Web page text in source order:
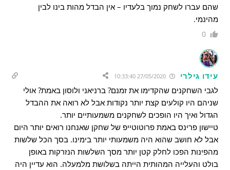
שהם עברו לשחק נמוך בלעדיו – אין הבדל מהות בינו לבין
מהינמי.
0
עידו גילרי 27/05/2020 10:33:40
לגבי השחקנים שהקדימו את זמנם? ברניאני ולוסון באמת? אולי
שניהם היו קולעים קצת יותר נקודות אבל לא רואה את ההבדל
הגדול ואיך היו הופכים לשחקנים משמעותיים יותר.
טיישון פרינס באמת פרוטוטייפ של שחקן שאנחנו רואים יותר היום
אבל לא חושב שהוא היה משמעותי יותר בימינו. בסך הכל שלשות
מהפינות הפכו לחלק קטן יותר מסך השלשות הנזרקות באופן
בולט והעלייה המהותית הייתה בשלושת מלמעלה. הוא עדיין היה